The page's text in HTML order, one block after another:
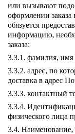
или вызывают
оформлении заказа
обязуется
информацию,
заказа:
3.3.1. фамилия, имя
3.3.2. адрес, по
доставка в адрес
3.3.3. контактный
3.3.4.
физического лица
3.4. Наименование,